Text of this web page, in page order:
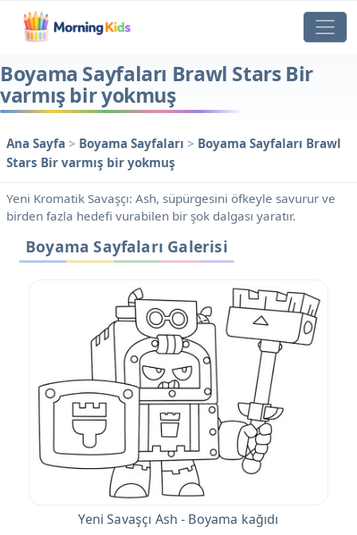
Boyama Sayfaları Brawl Stars Bir
varmış bir yokmuş
Ana Sayfa > Boyama Sayfaları > Boyama Sayfaları Brawl
Stars Bir varmış bir yokmuş
Yeni Kromatik Savaşçı: Ash, süpürgesini öfkeyle savurur ve
birden fazla hedefi vurabilen bir şok dalgası yaratır.
Boyama Sayfaları Galerisi
Yeni Savaşçı Ash - Boyama kağıdı